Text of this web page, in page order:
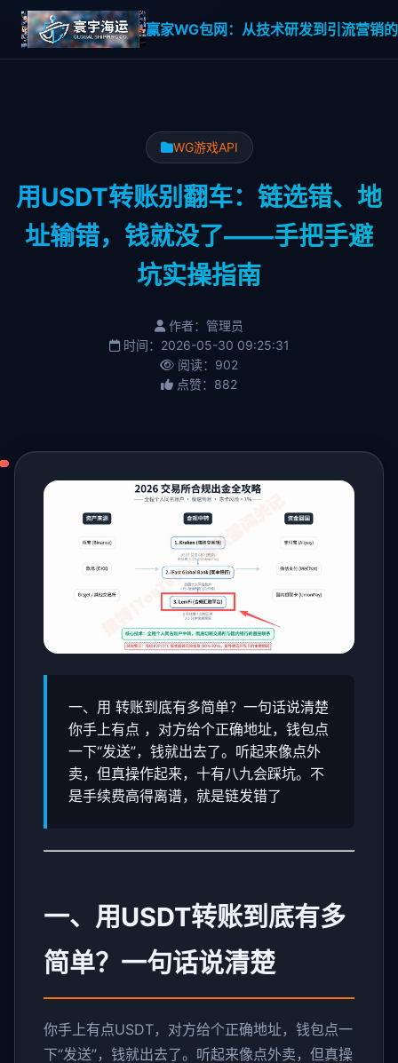
赢家WG包网：从技术研发到引流营销
WG游戏API
用USDT转账别翻车：链选错、地
址输错，钱就没了——手把手避
坑实操指南
作者：管理员
时间：2026-05-30 09:25:31
阅读：902
点赞：882
一、用 转账到底有多简单？一句话说清楚
你手上有点 ，对方给个正确地址，钱包点
一下“发送”，钱就出去了。听起来像点外
卖，但真操作起来，十有八九会踩坑。不
是手续费高得离谱，就是链发错了
一、用USDT转账到底有多
简单？一句话说清楚
你手上有点USDT，对方给个正确地址，钱包点一
下“发送”，钱就出去了。听起来像点外卖，但真操